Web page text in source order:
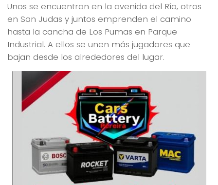
Unos se encuentran en la avenida del Río, otros
en San Judas y juntos emprenden el camino
hasta la cancha de Los Pumas en Parque
Industrial. A ellos se unen más jugadores que
bajan desde los alrededores del lugar.